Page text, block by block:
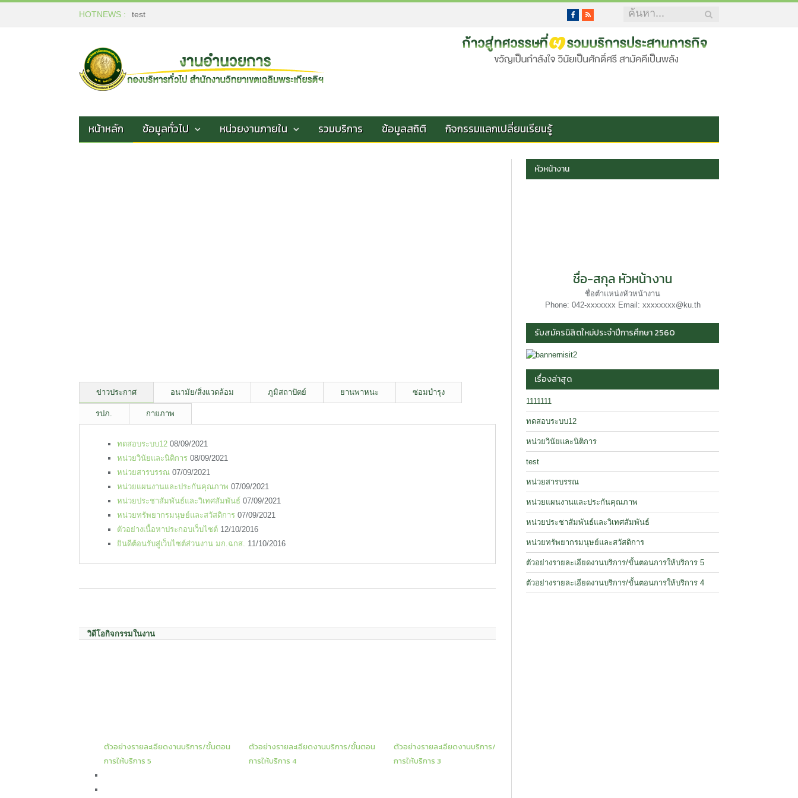
HOTNEWS : test Facebook
RSS
หน้าหลัก ข้อมูลทั่วไป หน่วยงานภายใน รวมบริการ ข้อมูลสถิติ กิจกรรมแลกเปลี่ยนเรียนรู้
ข่าวประกาศ อนามัย/สิ่งแวดล้อม ภูมิสถาปัตย์ ยานพาหนะ ซ่อมบำรุง
รปภ. กายภาพ
ทดสอบระบบ12 08/09/2021
หน่วยวินัยและนิติการ 08/09/2021
หน่วยสารบรรณ 07/09/2021
หน่วยแผนงานและประกันคุณภาพ 07/09/2021
หน่วยประชาสัมพันธ์และวิเทศสัมพันธ์ 07/09/2021
หน่วยทรัพยากรมนุษย์และสวัสดิการ 07/09/2021
ตัวอย่างเนื้อหาประกอบเว็บไซต์ 12/10/2016
ยินดีต้อนรับสู่เว็บไซต์ส่วนงาน มก.ฉกส. 11/10/2016
วิดีโอกิจกรรมในงาน
ตัวอย่างรายละเอียดงานบริการ/ขั้นตอน
การให้บริการ 5
ตัวอย่างรายละเอียดงานบริการ/ขั้นตอน
การให้บริการ 4
ตัวอย่างรายละเอียดงานบริการ/ขั้นตอน
การให้บริการ 3
หัวหน้างาน
ชื่อ-สกุล หัวหน้างาน
ชื่อตำแหน่งหัวหน้างาน
Phone: 042-xxxxxxx Email: xxxxxxxx@ku.th
รับสมัครนิสิตใหม่ประจำปีการศึกษา 2560
เรื่องล่าสุด
1111111
ทดสอบระบบ12
หน่วยวินัยและนิติการ
test
หน่วยสารบรรณ
หน่วยแผนงานและประกันคุณภาพ
หน่วยประชาสัมพันธ์และวิเทศสัมพันธ์
หน่วยทรัพยากรมนุษย์และสวัสดิการ
ตัวอย่างรายละเอียดงานบริการ/ขั้นตอนการให้บริการ 5
ตัวอย่างรายละเอียดงานบริการ/ขั้นตอนการให้บริการ 4